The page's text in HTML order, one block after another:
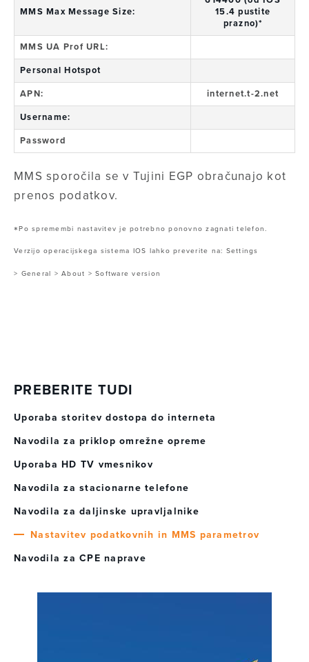
MMS Max Message Size:
15.4 pustite
prazno)*
MMS UA Prof URL:
Personal Hotspot
APN: internet.t-2.net
Username:
Password
MMS sporočila se v Tujini EGP obračunajo kot
prenos podatkov.
*Po spremembi nastavitev je potrebno ponovno zagnati telefon.
Verzijo operacijskega sistema IOS lahko preverite na: Settings
> General > About > Software version
PREBERITE TUDI
Uporaba storitev dostopa do interneta
Navodila za priklop omrežne opreme
Uporaba HD TV vmesnikov
Navodila za stacionarne telefone
Navodila za daljinske upravljalnike
Nastavitev podatkovnih in MMS parametrov
Navodila za CPE naprave